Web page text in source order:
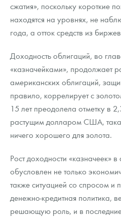
сжатия», поскольку короткие
находятся на уровнях, не
года, а отток средств из
Доходность облигаций, во
«казначейками», продолжает
американских облигаций,
правило, коррелирует с
15 лет преодолела отметку в
растущим долларом США,
ничего хорошего для золота.
Рост доходности «казначеек»
обусловлен не только
также ситуацией со спросом и
денежно-кредитная политика,
решающую роль, и в последние